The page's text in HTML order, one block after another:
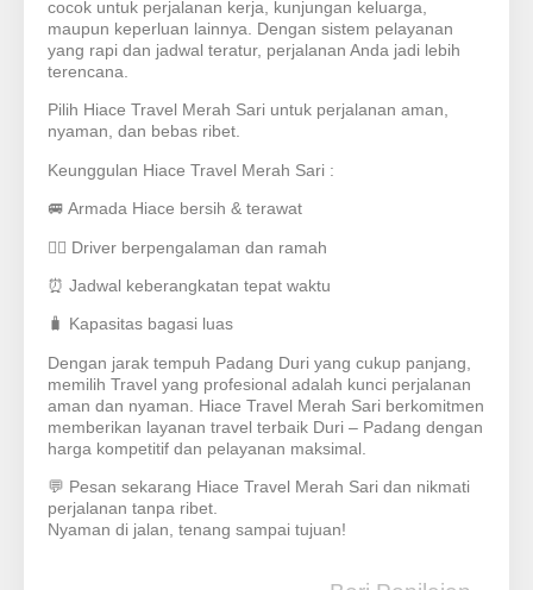
cocok untuk perjalanan kerja, kunjungan keluarga,
maupun keperluan lainnya. Dengan sistem pelayanan
yang rapi dan jadwal teratur, perjalanan Anda jadi lebih
terencana.
Pilih Hiace Travel Merah Sari untuk perjalanan aman,
nyaman, dan bebas ribet.
Keunggulan Hiace Travel Merah Sari :
🚐 Armada Hiace bersih & terawat
👨‍✈️ Driver berpengalaman dan ramah
⏰ Jadwal keberangkatan tepat waktu
🧳 Kapasitas bagasi luas
Dengan jarak tempuh Padang Duri yang cukup panjang,
memilih Travel yang profesional adalah kunci perjalanan
aman dan nyaman. Hiace Travel Merah Sari berkomitmen
memberikan layanan travel terbaik Duri – Padang dengan
harga kompetitif dan pelayanan maksimal.
💬 Pesan sekarang Hiace Travel Merah Sari dan nikmati
perjalanan tanpa ribet.
Nyaman di jalan, tenang sampai tujuan!